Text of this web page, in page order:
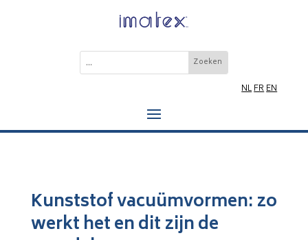
NLFREN
Kunststof vacuümvormen: zo
werkt het en dit zijn de